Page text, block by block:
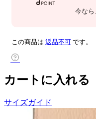
今なら
この商品は 返品不可 です。
カートに入れる
サイズガイド